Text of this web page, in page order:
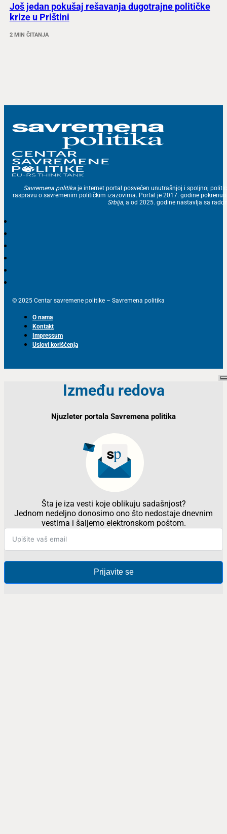
Još jedan pokušaj rešavanja dugotrajne političke
krize u Prištini
2 MIN ČITANJA
Savremena politika je internet portal posvećen unutrašnjoj i spoljnoj
raspravu o savremenim političkim izazovima. Portal je 2017. godine
Srbija, a od 2025. godine nastavlja sa
© 2025 Centar savremene politike – Savremena politika
O nama
Kontakt
Impressum
Uslovi korišćenja
Između redova
Njuzleter portala Savremena politika
Šta je iza vesti koje oblikuju sadašnjost?
Jednom nedeljno donosimo ono što nedostaje dnevnim
vestima i šaljemo elektronskom poštom.
Prijavite se